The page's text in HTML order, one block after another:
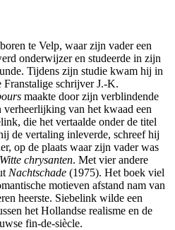
te Velp, waar zijn vader een
onderwijzer en studeerde in zijn
Tijdens zijn studie kwam hij in
Franstalige schrijver J.-K.
maakte door zijn verblindende
van het kwaad een
die het vertaalde onder de titel
de vertaling inleverde, schreef hij
op de plaats waar zijn vader was
Witte chrysanten. Met vier andere
Nachtschade (1975). Het boek viel
motieven afstand nam van
heerste. Siebelink wilde een
het Hollandse realisme en de
fin-de-siècle.